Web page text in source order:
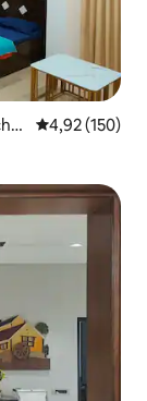
Évaluation
4,92 (150)